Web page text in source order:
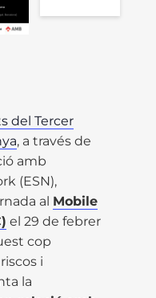
del Tercer
, a través de
amb
(ESN),
al Mobile
el 29 de febrer
cop
i
la